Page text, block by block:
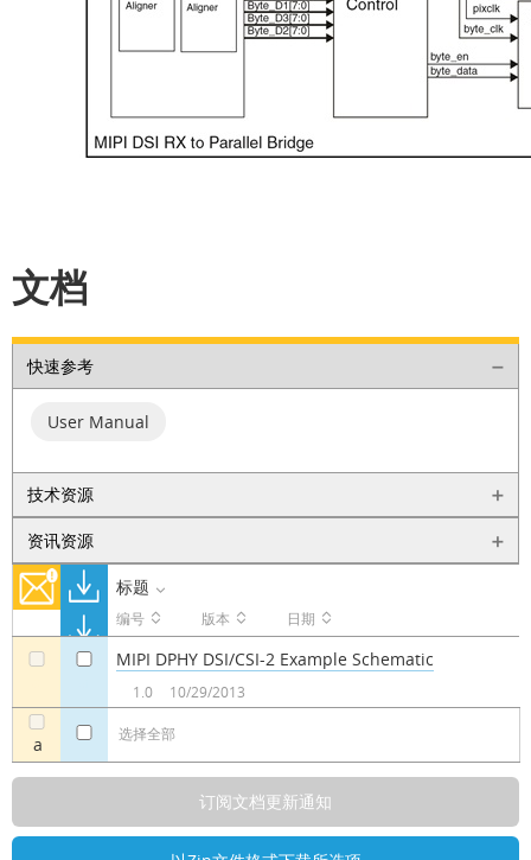
文档
快速参考
User Manual
技术资源
资讯资源
标题
编号 版本 日期
a 选择全部
MIPI DPHY DSI/CSI-2 Example Schematic
1.0 10/29/2013